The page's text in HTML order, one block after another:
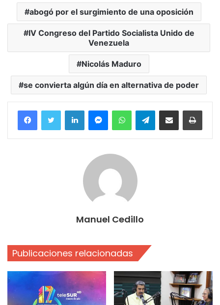
abogó por el surgimiento de una oposición
IV Congreso del Partido Socialista Unido de
Venezuela
Nicolás Maduro
se convierta algún día en alternativa de poder
FacebookTwitter LinkedInMessengerWhatsAppTelegramCompartir por correo electrónico
Manuel Cedillo
Publicaciones relacionadas